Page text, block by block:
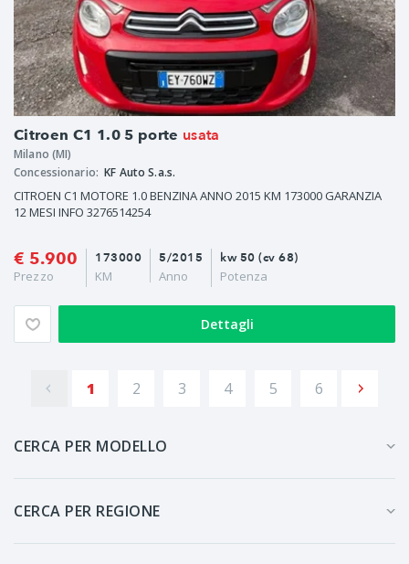
Citroen C1 1.0 5 porte usata
Milano (MI)
Concessionario: KF Auto S.a.s.
CITROEN C1 MOTORE 1.0 BENZINA ANNO 2015 KM 173000 GARANZIA
12 MESI INFO 3276514254
€ 5.900
Prezzo
5/2015
Anno
173000
KM
kw 50 (cv 68)
Potenza
Dettagli
1 2 3 4 5 6
CERCA PER MODELLO
CERCA PER REGIONE